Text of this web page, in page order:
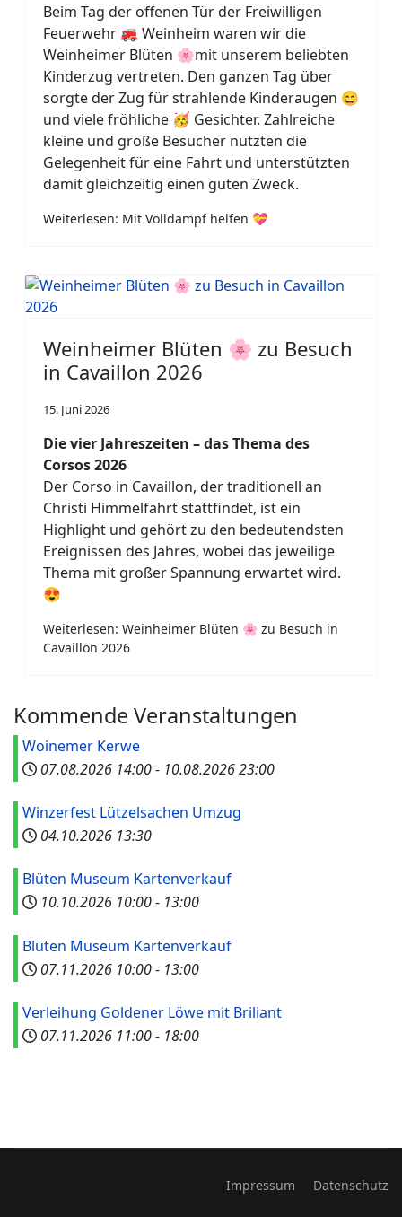
Beim Tag der offenen Tür der Freiwilligen
Feuerwehr 🚒 Weinheim waren wir die
Weinheimer Blüten 🌸mit unserem beliebten
Kinderzug vertreten. Den ganzen Tag über
sorgte der Zug für strahlende Kinderaugen 😄
und viele fröhliche 🥳 Gesichter. Zahlreiche
kleine und große Besucher nutzten die
Gelegenheit für eine Fahrt und unterstützten
damit gleichzeitig einen guten Zweck.
Weiterlesen: Mit Volldampf helfen 💝
Weinheimer Blüten 🌸 zu Besuch
in Cavaillon 2026
15. Juni 2026
Die vier Jahreszeiten – das Thema des
Corsos 2026
Der Corso in Cavaillon, der traditionell an
Christi Himmelfahrt stattfindet, ist ein
Highlight und gehört zu den bedeutendsten
Ereignissen des Jahres, wobei das jeweilige
Thema mit großer Spannung erwartet wird.
😍
Weiterlesen: Weinheimer Blüten 🌸 zu Besuch in
Cavaillon 2026
Kommende Veranstaltungen
Woinemer Kerwe
07.08.2026 14:00- 10.08.202623:00
Winzerfest Lützelsachen Umzug
04.10.2026 13:30
Blüten Museum Kartenverkauf
10.10.2026 10:00- 13:00
Blüten Museum Kartenverkauf
07.11.2026 10:00- 13:00
Verleihung Goldener Löwe mit Briliant
07.11.2026 11:00- 18:00
Impressum Datenschutz